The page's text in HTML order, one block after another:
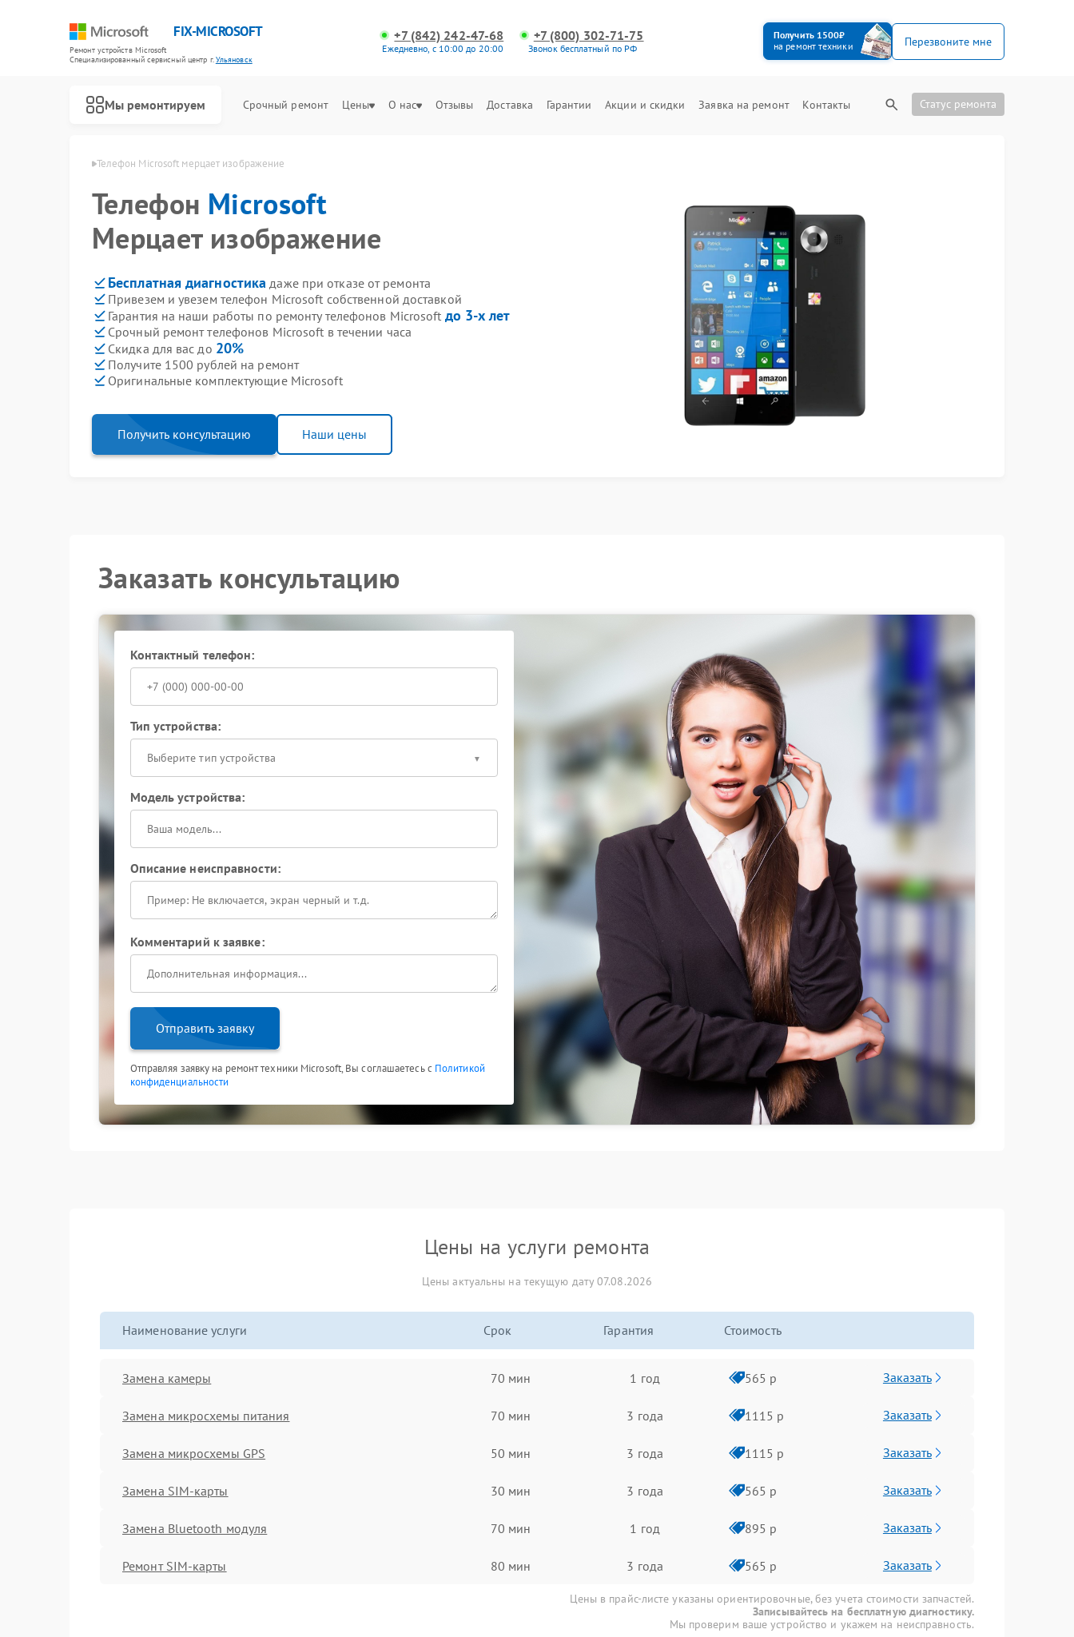
FIX-MICROSOFT
Ремонт устройств Microsoft
Специализированный cервисный центр г.Ульяновск
+7 (842) 242-47-68
Ежедневно, с 10:00 до 20:00
+7 (800) 302-71-75
Звонок бесплатный по РФ
Получить 1500₽
на ремонт техники
Перезвоните мне
Мы ремонтируем Срочный ремонт Цены О нас Отзывы Доставка Гарантии Акции и скидки Заявка на ремонт Контакты Статус ремонта
Телефон Microsoft мерцает изображение
Телефон Microsoft
Мерцает изображение
Бесплатная диагностика даже при отказе от ремонта
Привезем и увезем телефон Microsoft собственной доставкой
Гарантия на наши работы по ремонту телефонов Microsoft до 3-х лет
Срочный ремонт телефонов Microsoft в течении часа
Скидка для вас до 20%
Получите 1500 рублей на ремонт
Оригинальные комплектующие Microsoft
Получить консультацию Наши цены
Заказать консультацию
Контактный телефон:
Тип устройства:
Выберите тип устройства
Модель устройства:
Описание неисправности:
Комментарий к заявке:
Отправить заявку
Отправляя заявку на ремонт техники Microsoft, Вы соглашаетесь с Политикой
конфиденциальности
Цены на услуги ремонта
Цены актуальны на текущую дату 07.08.2026
Наименование услуги Срок Гарантия Стоимость
Замена камеры 70 мин 1 год 565 р Заказать
Замена микросхемы питания 70 мин 3 года 1115 р Заказать
Замена микросхемы GPS 50 мин 3 года 1115 р Заказать
Замена SIM-карты 30 мин 3 года 565 р Заказать
Замена Bluetooth модуля 70 мин 1 год 895 р Заказать
Ремонт SIM-карты 80 мин 3 года 565 р Заказать
Цены в прайс-листе указаны ориентировочные, без учета стоимости запчастей.
Записывайтесь на бесплатную диагностику.
Мы проверим ваше устройство и укажем на неисправность.